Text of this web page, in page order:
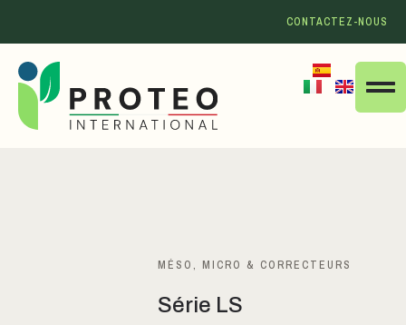
CONTACTEZ-NOUS
MÉSO, MICRO & CORRECTEURS
Série LS